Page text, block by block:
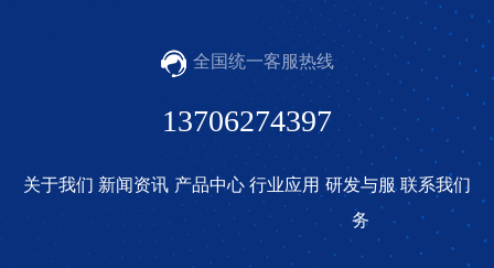
全国统一客服热线
13706274397
关于我们 新闻资讯 产品中心 行业应用 研发与服
务
联系我们